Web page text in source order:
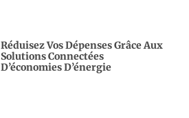
Réduisez Vos Dépenses Grâce Aux
Solutions Connectées
D’économies D’énergie